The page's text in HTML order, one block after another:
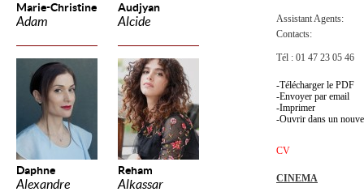
Marie-Christine
Adam
Audjyan
Alcide
Daphne
Alexandre
Reham
Alkassar
Assistant Agents:
Contacts:
Tél : 01 47 23 05 46
Télécharger le PDF
Envoyer par email
Imprimer
Ouvrir dans un
CV
CINEMA